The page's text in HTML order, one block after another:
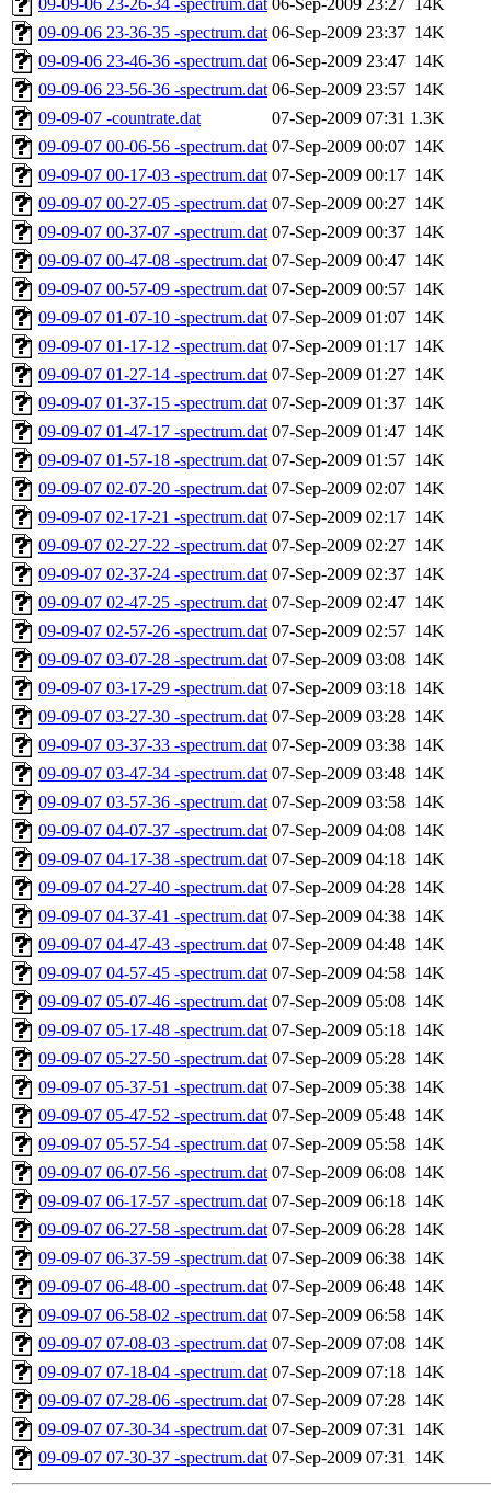
09-09-06 23-26-34 -spectrum.dat 06-Sep-2009 23:27 14K
09-09-06 23-36-35 -spectrum.dat 06-Sep-2009 23:37 14K
09-09-06 23-46-36 -spectrum.dat 06-Sep-2009 23:47 14K
09-09-06 23-56-36 -spectrum.dat 06-Sep-2009 23:57 14K
09-09-07 -countrate.dat
07-Sep-2009 07:31 1.3K
09-09-07 00-06-56 -spectrum.dat 07-Sep-2009 00:07 14K
09-09-07 00-17-03 -spectrum.dat 07-Sep-2009 00:17 14K
09-09-07 00-27-05 -spectrum.dat 07-Sep-2009 00:27 14K
09-09-07 00-37-07 -spectrum.dat 07-Sep-2009 00:37 14K
09-09-07 00-47-08 -spectrum.dat 07-Sep-2009 00:47 14K
09-09-07 00-57-09 -spectrum.dat 07-Sep-2009 00:57 14K
09-09-07 01-07-10 -spectrum.dat 07-Sep-2009 01:07 14K
09-09-07 01-17-12 -spectrum.dat 07-Sep-2009 01:17 14K
09-09-07 01-27-14 -spectrum.dat 07-Sep-2009 01:27 14K
09-09-07 01-37-15 -spectrum.dat 07-Sep-2009 01:37 14K
09-09-07 01-47-17 -spectrum.dat 07-Sep-2009 01:47 14K
09-09-07 01-57-18 -spectrum.dat 07-Sep-2009 01:57 14K
09-09-07 02-07-20 -spectrum.dat 07-Sep-2009 02:07 14K
09-09-07 02-17-21 -spectrum.dat 07-Sep-2009 02:17 14K
09-09-07 02-27-22 -spectrum.dat 07-Sep-2009 02:27 14K
09-09-07 02-37-24 -spectrum.dat 07-Sep-2009 02:37 14K
09-09-07 02-47-25 -spectrum.dat 07-Sep-2009 02:47 14K
09-09-07 02-57-26 -spectrum.dat 07-Sep-2009 02:57 14K
09-09-07 03-07-28 -spectrum.dat 07-Sep-2009 03:08 14K
09-09-07 03-17-29 -spectrum.dat 07-Sep-2009 03:18 14K
09-09-07 03-27-30 -spectrum.dat 07-Sep-2009 03:28 14K
09-09-07 03-37-33 -spectrum.dat 07-Sep-2009 03:38 14K
09-09-07 03-47-34 -spectrum.dat 07-Sep-2009 03:48 14K
09-09-07 03-57-36 -spectrum.dat 07-Sep-2009 03:58 14K
09-09-07 04-07-37 -spectrum.dat 07-Sep-2009 04:08 14K
09-09-07 04-17-38 -spectrum.dat 07-Sep-2009 04:18 14K
09-09-07 04-27-40 -spectrum.dat 07-Sep-2009 04:28 14K
09-09-07 04-37-41 -spectrum.dat 07-Sep-2009 04:38 14K
09-09-07 04-47-43 -spectrum.dat 07-Sep-2009 04:48 14K
09-09-07 04-57-45 -spectrum.dat 07-Sep-2009 04:58 14K
09-09-07 05-07-46 -spectrum.dat 07-Sep-2009 05:08 14K
09-09-07 05-17-48 -spectrum.dat 07-Sep-2009 05:18 14K
09-09-07 05-27-50 -spectrum.dat 07-Sep-2009 05:28 14K
09-09-07 05-37-51 -spectrum.dat 07-Sep-2009 05:38 14K
09-09-07 05-47-52 -spectrum.dat 07-Sep-2009 05:48 14K
09-09-07 05-57-54 -spectrum.dat 07-Sep-2009 05:58 14K
09-09-07 06-07-56 -spectrum.dat 07-Sep-2009 06:08 14K
09-09-07 06-17-57 -spectrum.dat 07-Sep-2009 06:18 14K
09-09-07 06-27-58 -spectrum.dat 07-Sep-2009 06:28 14K
09-09-07 06-37-59 -spectrum.dat 07-Sep-2009 06:38 14K
09-09-07 06-48-00 -spectrum.dat 07-Sep-2009 06:48 14K
09-09-07 06-58-02 -spectrum.dat 07-Sep-2009 06:58 14K
09-09-07 07-08-03 -spectrum.dat 07-Sep-2009 07:08 14K
09-09-07 07-18-04 -spectrum.dat 07-Sep-2009 07:18 14K
09-09-07 07-28-06 -spectrum.dat 07-Sep-2009 07:28 14K
09-09-07 07-30-34 -spectrum.dat 07-Sep-2009 07:31 14K
09-09-07 07-30-37 -spectrum.dat 07-Sep-2009 07:31 14K